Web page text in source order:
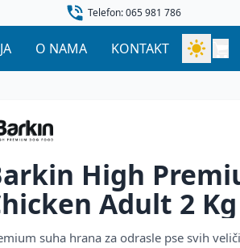
Telefon: 065 981 786
O NAMA KONTAKT
High
Adult 2 Kg
suha hrana za odrasle pse svih